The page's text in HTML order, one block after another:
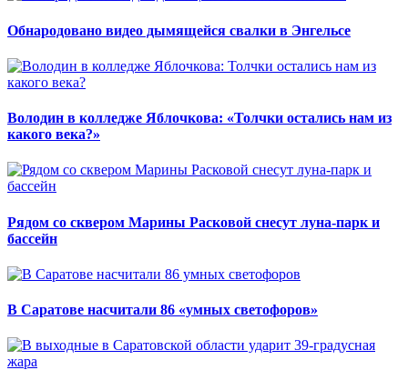
Обнародовано видео дымящейся свалки в Энгельсе
Володин в колледже Яблочкова: «Толчки остались нам из
какого века?»
Рядом со сквером Марины Расковой снесут луна-парк и
бассейн
В Саратове насчитали 86 «умных светофоров»